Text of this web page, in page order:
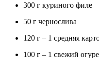
300 г куриного филе
50 г чернослива
120 г – 1 средняя
100 г – 1 свежий